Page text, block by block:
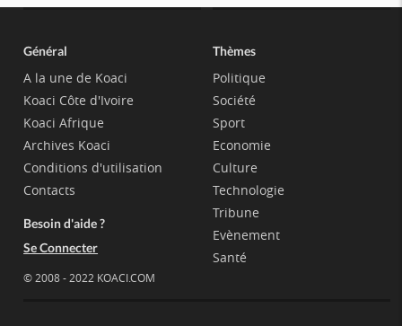
Général
A la une de Koaci
Koaci Côte d'Ivoire
Koaci Afrique
Archives Koaci
Conditions d'utilisation
Contacts
Besoin d'aide ?
Se Connecter
© 2008 - 2022 KOACI.COM
Thèmes
Politique
Société
Sport
Economie
Culture
Technologie
Tribune
Evènement
Santé